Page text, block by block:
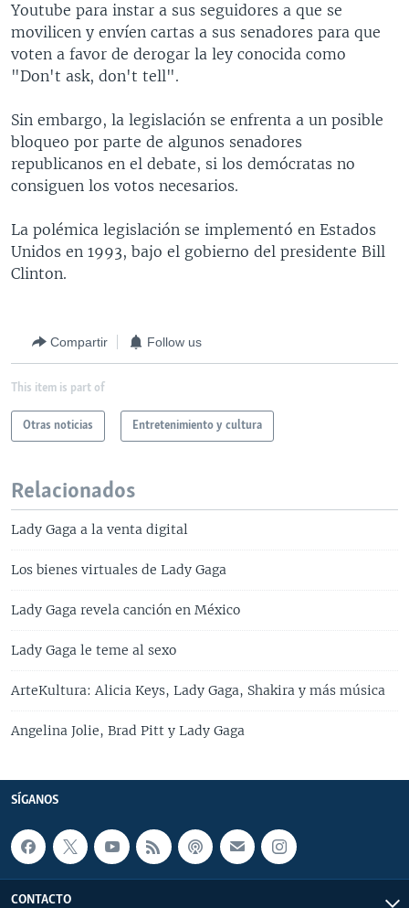
NOTA ECONÓMICA
ENTRETENIMIENTO
Idiomas
Youtube para instar a sus seguidores a que se
movilicen y envíen cartas a sus senadores para que
voten a favor de derogar la ley conocida como
"Don't ask, don't tell".
Sin embargo, la legislación se enfrenta a un posible
bloqueo por parte de algunos senadores
republicanos en el debate, si los demócratas no
consiguen los votos necesarios.
La polémica legislación se implementó en Estados
Unidos en 1993, bajo el gobierno del presidente Bill
Clinton.
Compartir Follow us
This item is part of
Otras noticias Entretenimiento y cultura
Relacionados
Lady Gaga a la venta digital
Los bienes virtuales de Lady Gaga
Lady Gaga revela canción en México
Lady Gaga le teme al sexo
ArteKultura: Alicia Keys, Lady Gaga, Shakira y más música
Angelina Jolie, Brad Pitt y Lady Gaga
SÍGANOS
CONTACTO